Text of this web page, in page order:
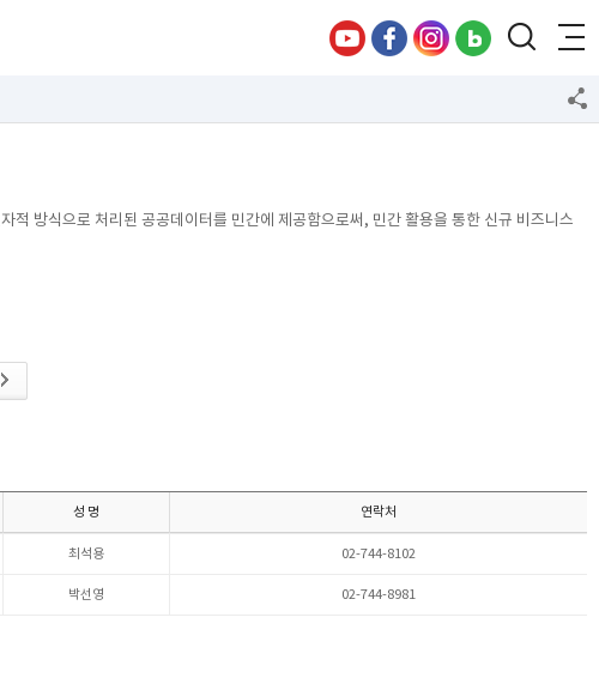
방식으로 처리된 공공데이터를 민간에 제공함으로써, 민간 활용을 통한 신규 비즈니스
성 명 연락처
최석용 02-744-8102
박선영 02-744-8981